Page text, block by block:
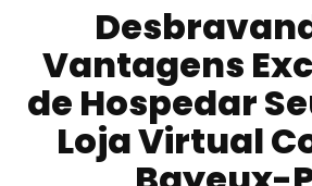
Vantagens
de Hospedar
Loja Virtual